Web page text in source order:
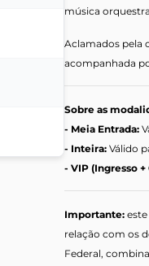
música
Aclamados pela
acompanhada
Sobre as
- Meia Entrada:
- Inteira: Válido
- VIP (Ingresso
Importante:
relação com os
Federal,